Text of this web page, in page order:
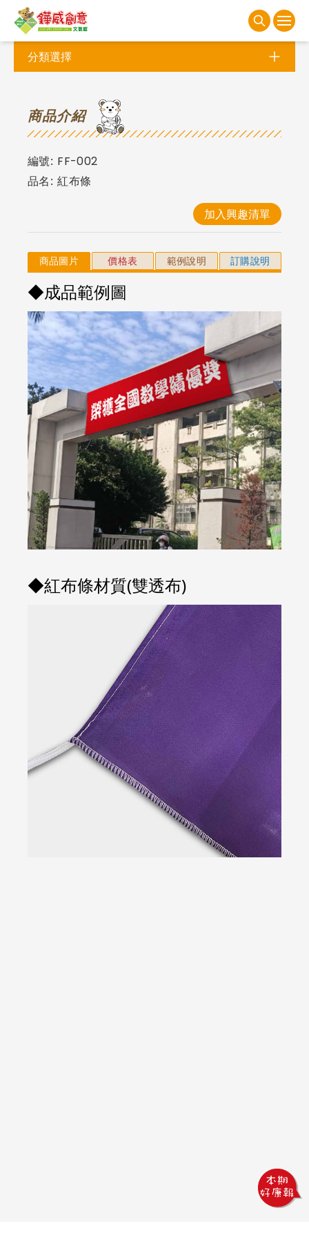
分類選擇
商品介紹
編號: FF-002
品名: 紅布條
加入興趣清單
商品圖片 價格表 範例說明 訂購說明
◆成品範例圖
◆紅布條材質(雙透布)